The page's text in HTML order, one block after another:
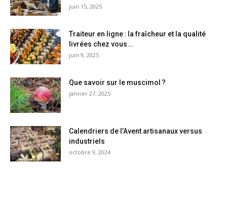
juin 15, 2025
Traiteur en ligne : la fraîcheur et la qualité
livrées chez vous...
juin 9, 2025
Que savoir sur le muscimol ?
janvier 27, 2025
Calendriers de l’Avent artisanaux versus
industriels
octobre 9, 2024